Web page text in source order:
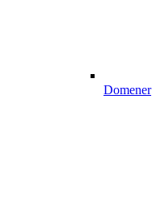
Domener